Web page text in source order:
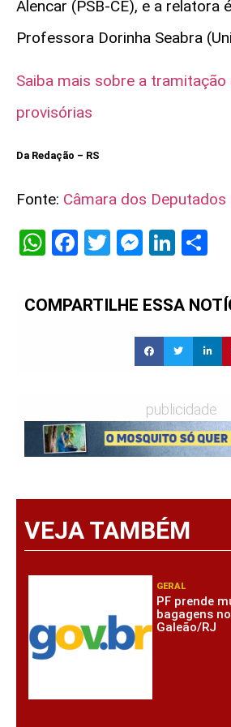
Alencar (PSB-CE), e a relatora
Professora Dorinha Seabra
Saiba mais sobre a tramitação
provisórias
Da Redação – RS
Fonte: Câmara dos Deputados
WhatsApp
Facebook
Twitter
COMPARTILHE ESSA
publicidade
VEJA TAMBÉM
GERAL
PF prende
bagagens
Galeão/RJ